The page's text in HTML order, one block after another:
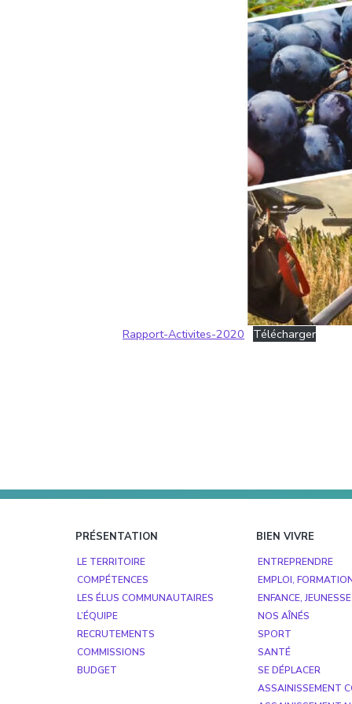
Rapport-Activites-2020 Télécharger
Footer
PRÉSENTATION
LE TERRITOIRE
COMPÉTENCES
LES ÉLUS COMMUNAUTAIRES
L’ÉQUIPE
RECRUTEMENTS
COMMISSIONS
BUDGET
BIEN VIVRE
ENTREPRENDRE
EMPLOI,
ENFANCE, JEUNESSE
NOS AÎNÉS
SPORT
SANTÉ
SE DÉPLACER
ASSAINISSEMENT